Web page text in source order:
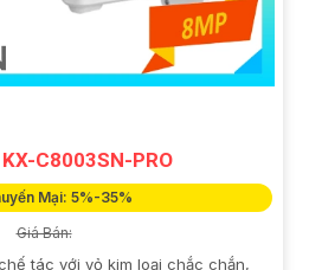
C8003SN-PRO
Mại: 5%-35%
Giá Bán:
tác với vỏ kim loại chắc chắn,